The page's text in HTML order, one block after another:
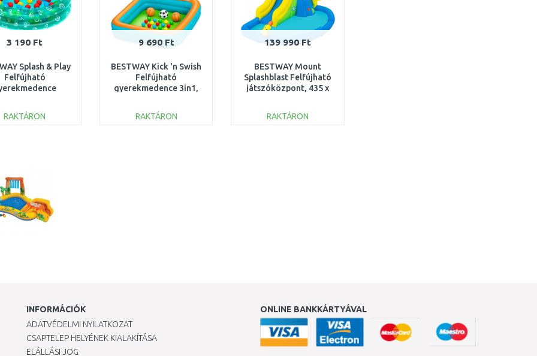
3 190 Ft
Splash & Play
Felfújható
51141
RAKTÁRON
9 690 Ft
BESTWAY Kick 'n Swish
Felfújható
gyerekmedence 3in1,
RAKTÁRON
139 990 Ft
BESTWAY Mount
Splashblast Felfújható
játszóközpont, 435 x
RAKTÁRON
INFORMÁCIÓK
ADATVÉDELMI NYILATKOZAT
CSAPTELEP HELYÉNEK KIALAKÍTÁSA
ELÁLLÁSI JOG
ONLINE BANKKÁRTYÁVAL